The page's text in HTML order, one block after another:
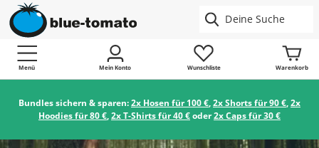
Menü Mein Konto Wunschliste Warenkorb
Bundles sichern & sparen:2x Hosen für 100 €,2x Shorts für 90 €,2x
Hoodies für 80 €,2x T-Shirts für 40 €oder2x Caps für 30 €